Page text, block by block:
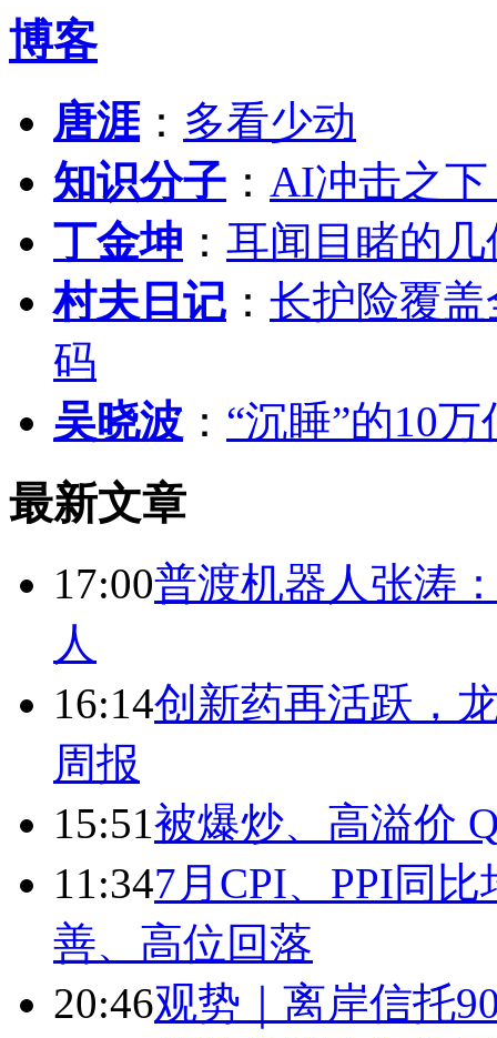
博客
唐涯： 多看少动
知识分子 ： AI冲击之
丁金坤 ： 耳闻目睹的
村夫日记 ： 长护险覆
码
吴晓波 ： “沉睡”的10
最新文章
17:00普渡机器人张涛
人
16:14创新药再活跃，
周报
15:51被爆炒、高溢价
11:347月CPI、PPI同
善、高位回落
20:46观势｜离岸信托